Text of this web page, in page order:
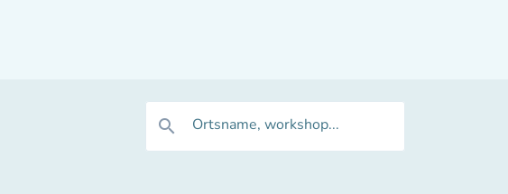
search Ortsname, workshop...